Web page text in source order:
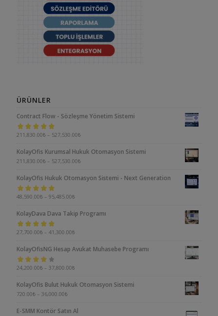
ÜRÜNLER
Contract Flow - Sözleşme Yönetim Sistemi
5 üzerinden
211,830.00₺ – 527,530.00₺
KolayOfis Kurumsal Hukuk Otomasyon Sistemi
211,830.00₺ – 527,530.00₺
KolayOfis Hukuk Otomasyon Sistemi - Next Generation
5 üzerinden
48,590.00₺ – 95,485.00₺
KolayDava Dava Takip Programı
5 üzerinden
27,700.00₺ – 41,300.00₺
KolayOfisNG Hesap Avukat Muhasebe Programı
5
4.00oy aldı
24,200.00₺ – 37,800.00₺
KolayOfis Bulut Hukuk Otomasyon Sistemi
720.00₺ – 36,000.00₺
E-SMM Kontör Satın Al